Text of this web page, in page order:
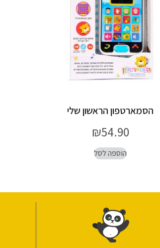
הסמארטפון הראשון שלי
₪54.90
הוספה לסל